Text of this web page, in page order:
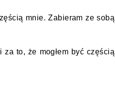
mnie. Zabieram ze sobą
to, że mogłem być częścią